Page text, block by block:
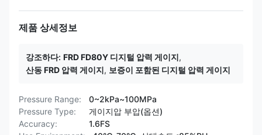
제품 상세정보
강조하다: FRD FD80Y 디지털 압력 게이지,
산동 FRD 압력 게이지, 보증이 포함된 디지털 압력 게이지
Pressure Range:
0~2kPa~100MPa
Pressure Type:
게이지압 부압(옵션)
Accuracy:
1.6FS